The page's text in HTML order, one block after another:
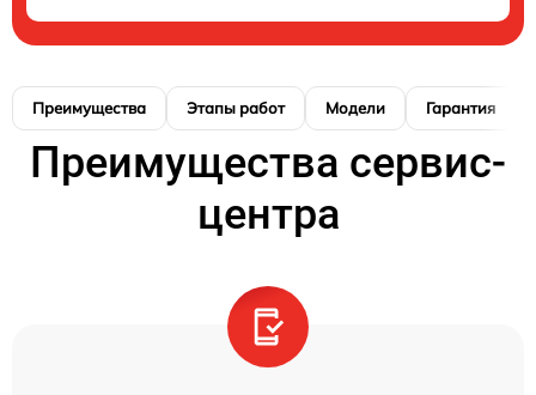
Преимущества Этапы работ Модели Гарантия
Преимущества сервис-
центра